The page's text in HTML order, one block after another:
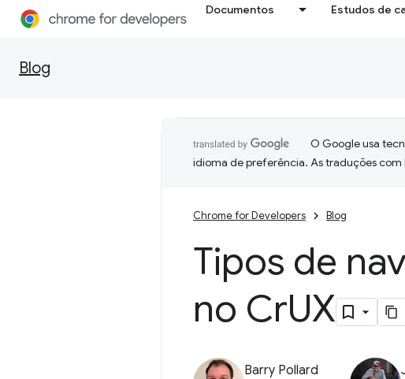
Documentos Estudos de
Blog
O Google usa
idioma de preferência. As traduções com
Chrome for Developers Blog
Tipos de
no CrUX
Barry Pollard